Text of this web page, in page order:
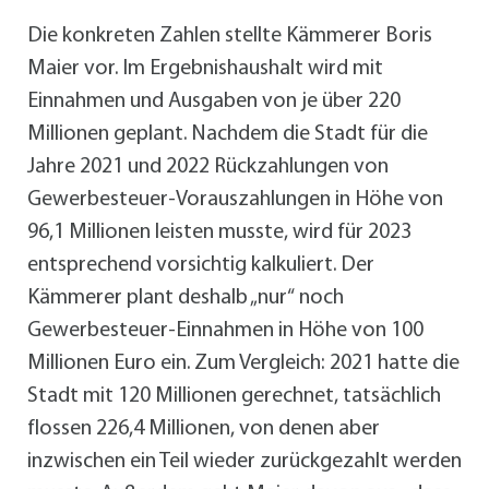
Die konkreten Zahlen stellte Kämmerer Boris
Maier vor. Im Ergebnishaushalt wird mit
Einnahmen und Ausgaben von je über 220
Millionen geplant. Nachdem die Stadt für die
Jahre 2021 und 2022 Rückzahlungen von
Gewerbesteuer-Vorauszahlungen in Höhe von
96,1 Millionen leisten musste, wird für 2023
entsprechend vorsichtig kalkuliert. Der
Kämmerer plant deshalb „nur“ noch
Gewerbesteuer-Einnahmen in Höhe von 100
Millionen Euro ein. Zum Vergleich: 2021 hatte die
Stadt mit 120 Millionen gerechnet, tatsächlich
flossen 226,4 Millionen, von denen aber
inzwischen ein Teil wieder zurückgezahlt werden